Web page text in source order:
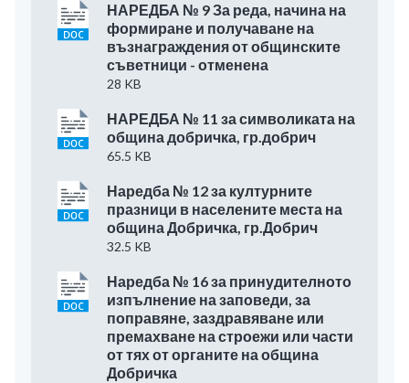
НАРЕДБА № 9 За реда, начина на
формиране и получаване на
възнаграждения от общинските
съветници - отменена
28 KB
НАРЕДБА № 11 за символиката на
община добричка, гр.добрич
65.5 KB
Наредба № 12 за културните
празници в населените места на
община Добричка, гр.Добрич
32.5 KB
Наредба № 16 за принудителното
изпълнение на заповеди, за
поправяне, заздравяване или
премахване на строежи или части
от тях от органите на община
Добричка